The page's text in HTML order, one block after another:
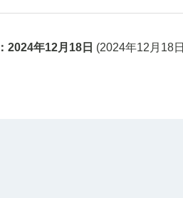
2024年12月18日 (2024年12月18日